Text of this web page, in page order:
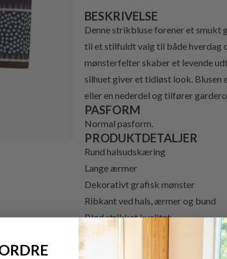
BESKRIVELSE
Denne strikbluse forener et smukt
til et stilfuldt valg til både hverdag
mønsterfelter skaber et levende
silhuet giver et tidløst look. Blusen
eller en nederdel og tilfører
PASFORM
Normal pasform.
PRODUKTDETALJER
Rund halsudskæring
Lange ærmer
Dekorativt grafisk mønster
Ribkant ved hals, ærmer og bund
Blød strikket kvalitet
Klassisk design med et moderne